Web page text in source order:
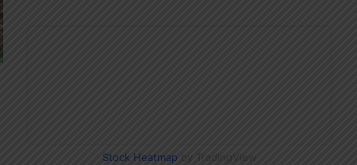
Stock Heatmap by TradingView